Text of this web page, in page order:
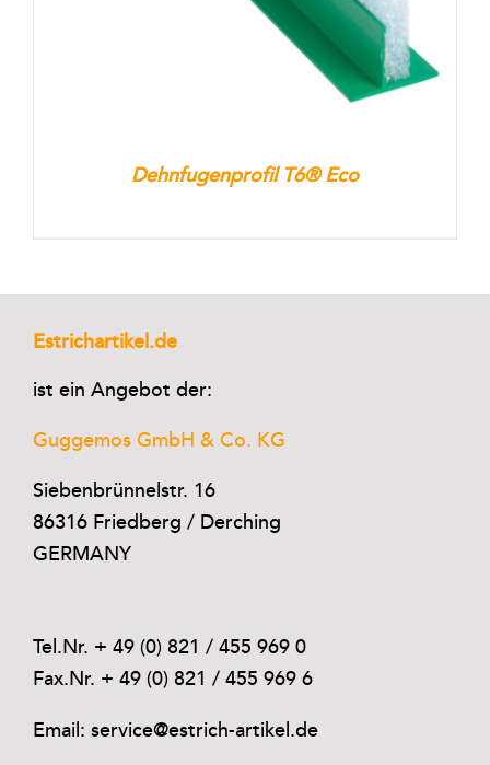
Dehnfugenprofil T6® Eco
Estrichartikel.de
ist ein Angebot der:
Guggemos GmbH & Co. KG
Siebenbrünnelstr. 16
86316 Friedberg / Derching
GERMANY
Tel.Nr. + 49 (0) 821 / 455 969 0
Fax.Nr. + 49 (0) 821 / 455 969 6
Email: service@estrich-artikel.de